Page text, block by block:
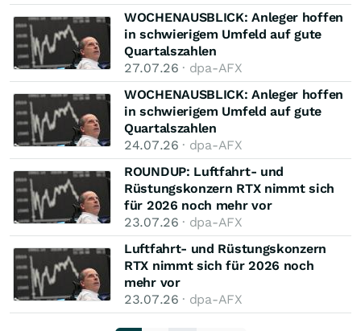
WOCHENAUSBLICK: Anleger hoffen
in schwierigem Umfeld auf gute
Quartalszahlen
27.07.26 · dpa-AFX
WOCHENAUSBLICK: Anleger hoffen
in schwierigem Umfeld auf gute
Quartalszahlen
24.07.26 · dpa-AFX
ROUNDUP: Luftfahrt- und
Rüstungskonzern RTX nimmt sich
für 2026 noch mehr vor
23.07.26 · dpa-AFX
Luftfahrt- und Rüstungskonzern
RTX nimmt sich für 2026 noch
mehr vor
23.07.26 · dpa-AFX